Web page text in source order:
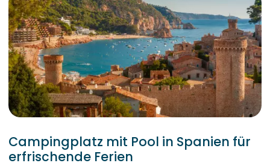
Campingplatz mit Pool in Spanien für
erfrischende Ferien